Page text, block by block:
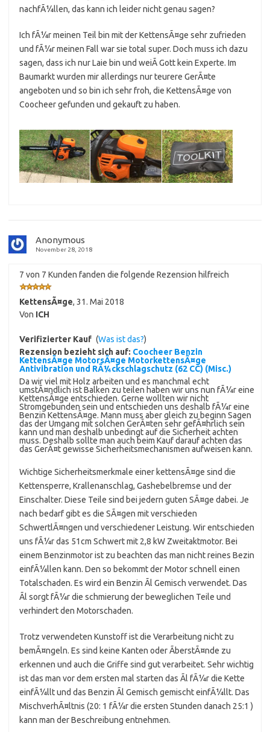
nachfÃ¼llen, das kann ich leider nicht genau sagen?
Ich fÃ¼r meinen Teil bin mit der KettensÃ¤ge sehr zufrieden
und fÃ¼r meinen Fall war sie total super. Doch muss ich dazu
sagen, dass ich nur Laie bin und weiÃ Gott kein Experte. Im
Baumarkt wurden mir allerdings nur teurere GerÃ¤te
angeboten und so bin ich sehr froh, die KettensÃ¤ge von
Coocheer gefunden und gekauft zu haben.
Anonymous
November 28, 2018
7 von 7 Kunden fanden die folgende Rezension hilfreich
KettensÃ¤ge, 31. Mai 2018
Von ICH
Verifizierter Kauf (Was ist das?)
Rezension bezieht sich auf: Coocheer Benzin
KettensÃ¤ge MotorsÃ¤ge MotorkettensÃ¤ge
Antivibration und RÃ¼ckschlagschutz (62 CC) (Misc.)
Da wir viel mit Holz arbeiten und es manchmal echt
umstÃ¤ndlich ist Balken zu teilen haben wir uns nun fÃ¼r eine
KettensÃ¤ge entschieden. Gerne wollten wir nicht
Stromgebunden sein und entschieden uns deshalb fÃ¼r eine
Benzin KettensÃ¤ge. Mann muss aber gleich zu beginn Sagen
das der Umgang mit solchen GerÃ¤ten sehr gefÃ¤hrlich sein
kann und man deshalb unbedingt auf die Sicherheit achten
muss. Deshalb sollte man auch beim Kauf darauf achten das
das GerÃ¤t gewisse Sicherheitsmechanismen aufweisen kann.
Wichtige Sicherheitsmerkmale einer kettensÃ¤ge sind die
Kettensperre, Krallenanschlag, Gashebelbremse und der
Einschalter. Diese Teile sind bei jedern guten SÃ¤ge dabei. Je
nach bedarf gibt es die SÃ¤gen mit verschieden
SchwertlÃ¤ngen und verschiedener Leistung. Wir entschieden
uns fÃ¼r das 51cm Schwert mit 2,8 kW Zweitaktmotor. Bei
einem Benzinmotor ist zu beachten das man nicht reines Bezin
einfÃ¼llen kann. Den so bekommt der Motor schnell einen
Totalschaden. Es wird ein Benzin Ãl Gemisch verwendet. Das
Ãl sorgt fÃ¼r die schmierung der beweglichen Teile und
verhindert den Motorschaden.
Trotz verwendeten Kunstoff ist die Verarbeitung nicht zu
bemÃ¤ngeln. Es sind keine Kanten oder ÃberstÃ¤nde zu
erkennen und auch die Griffe sind gut verarbeitet. Sehr wichtig
ist das man vor dem ersten mal starten das Ãl fÃ¼r die Kette
einfÃ¼llt und das Benzin Ãl Gemisch gemischt einfÃ¼llt. Das
MischverhÃ¤ltnis (20: 1 fÃ¼r die ersten Stunden danach 25:1 )
kann man der Beschreibung entnehmen.